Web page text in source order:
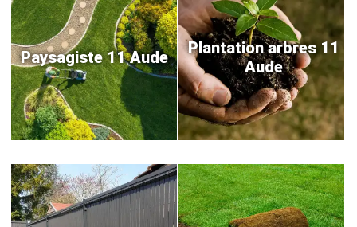
Paysagiste 11 Aude
Plantation arbres 11
Aude